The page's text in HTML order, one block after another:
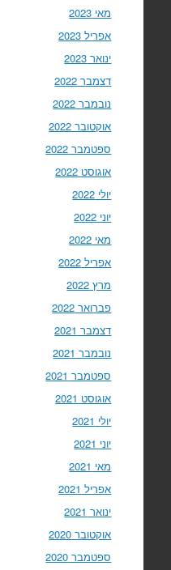
מאי 2023
אפריל 2023
ינואר 2023
דצמבר 2022
נובמבר 2022
אוקטובר 2022
ספטמבר 2022
אוגוסט 2022
יולי 2022
יוני 2022
מאי 2022
אפריל 2022
מרץ 2022
פברואר 2022
דצמבר 2021
נובמבר 2021
ספטמבר 2021
אוגוסט 2021
יולי 2021
יוני 2021
מאי 2021
אפריל 2021
ינואר 2021
אוקטובר 2020
ספטמבר 2020